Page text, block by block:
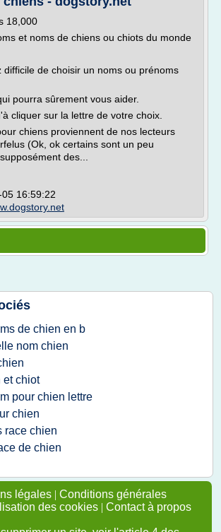
18,000
et noms de chiens ou chiots du monde
difficile de choisir un noms ou prénoms
pourra sûrement vous aider.
cliquer sur la lettre de votre choix.
chiens proviennent de nos lecteurs
(Ok, ok certains sont un peu
des...
16:59:22
de chien en b
nom chien
et chiot
pour chien lettre
chien
race chien
de chien
légales | Conditions générales
des cookies | Contact à propos